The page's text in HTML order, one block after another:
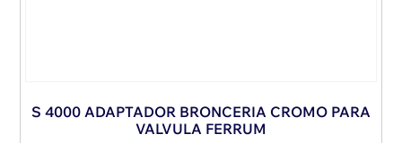
S 4000 ADAPTADOR BRONCERIA CROMO PARA
VALVULA FERRUM